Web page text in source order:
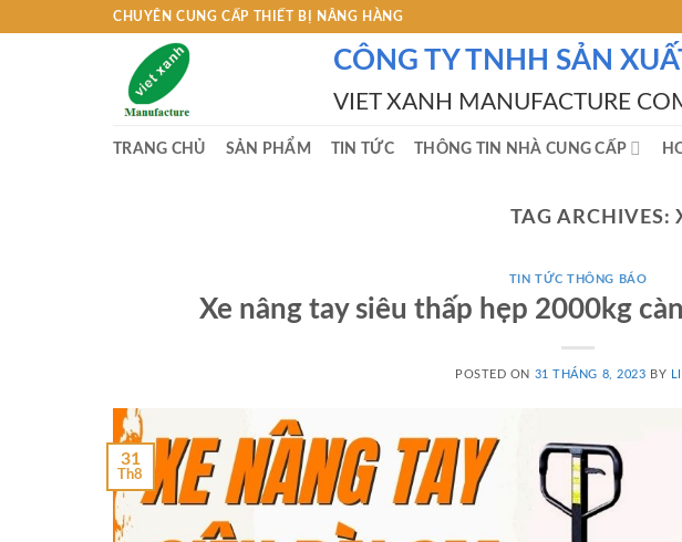
CHUYÊN CUNG CẤP THIẾT BỊ NÂNG HÀNG
CÔNG TY TNHH SẢN
VIET XANH MANUFACTURE
TRANG CHỦ SẢN PHẨM TIN TỨC THÔNG TIN NHÀ CUNG CẤP
TAG ARCHIVES:
TIN TỨC THÔNG BÁO
Xe nâng tay siêu thấp hẹp 2000kg
POSTED ON 31 THÁNG 8, 2023 BY
31
Th8